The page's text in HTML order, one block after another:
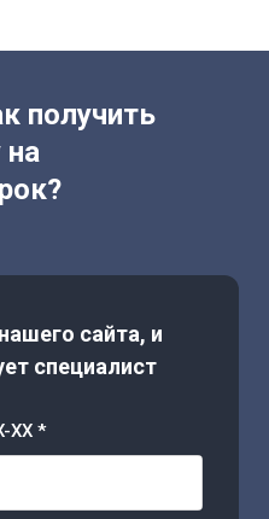
получить
на
сайта, и
специалист
XX *